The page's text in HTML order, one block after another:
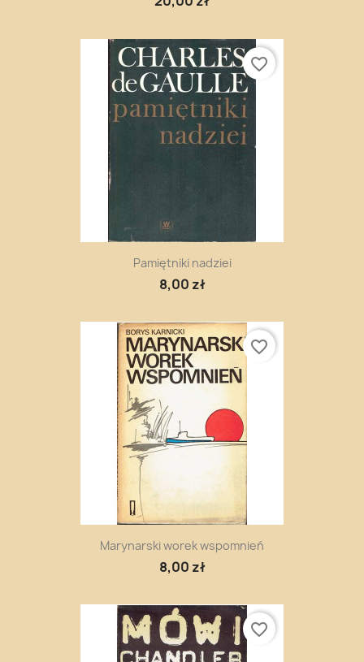
Pamiętniki nadziei
8,00 zł
favorite_border
Marynarski worek wspomnień
8,00 zł
favorite_border
favorite_border